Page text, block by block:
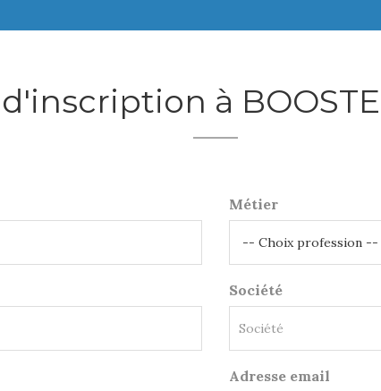
à
Métier
Société
Adresse email